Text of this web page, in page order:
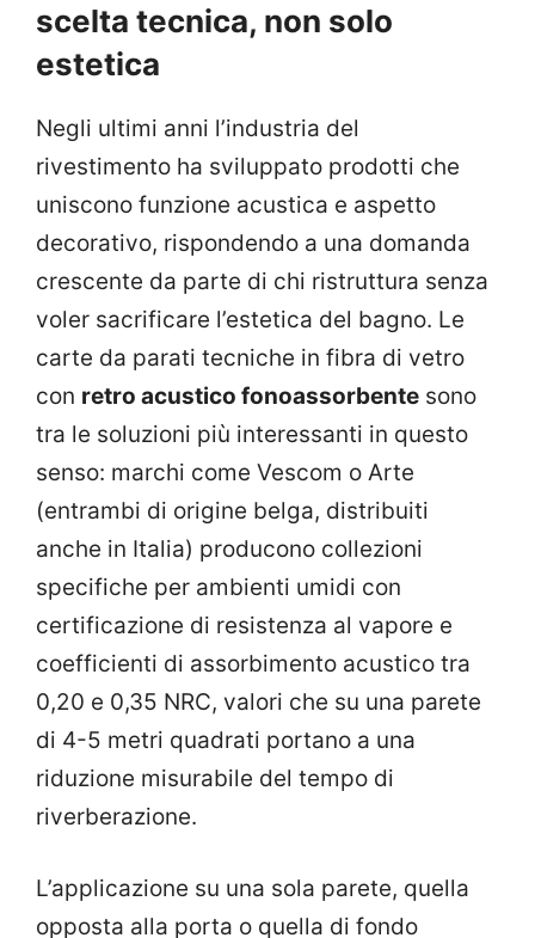
scelta tecnica, non solo
estetica
Negli ultimi anni l’industria del
rivestimento ha sviluppato prodotti che
uniscono funzione acustica e aspetto
decorativo, rispondendo a una domanda
crescente da parte di chi ristruttura senza
voler sacrificare l’estetica del bagno. Le
carte da parati tecniche in fibra di vetro
con retro acustico fonoassorbente sono
tra le soluzioni più interessanti in questo
senso: marchi come Vescom o Arte
(entrambi di origine belga, distribuiti
anche in Italia) producono collezioni
specifiche per ambienti umidi con
certificazione di resistenza al vapore e
coefficienti di assorbimento acustico tra
0,20 e 0,35 NRC, valori che su una parete
di 4-5 metri quadrati portano a una
riduzione misurabile del tempo di
riverberazione.
L’applicazione su una sola parete, quella
opposta alla porta o quella di fondo